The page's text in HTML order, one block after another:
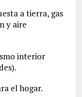
a tierra, gas
y aire
interior
el hogar.